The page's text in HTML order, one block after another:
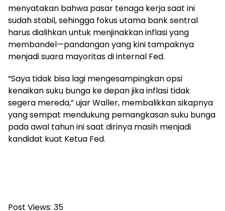
menyatakan bahwa pasar tenaga kerja saat ini
sudah stabil, sehingga fokus utama bank sentral
harus dialihkan untuk menjinakkan inflasi yang
membandel—pandangan yang kini tampaknya
menjadi suara mayoritas di internal Fed.
“Saya tidak bisa lagi mengesampingkan opsi
kenaikan suku bunga ke depan jika inflasi tidak
segera mereda,” ujar Waller, membalikkan sikapnya
yang sempat mendukung pemangkasan suku bunga
pada awal tahun ini saat dirinya masih menjadi
kandidat kuat Ketua Fed.
Post Views: 35